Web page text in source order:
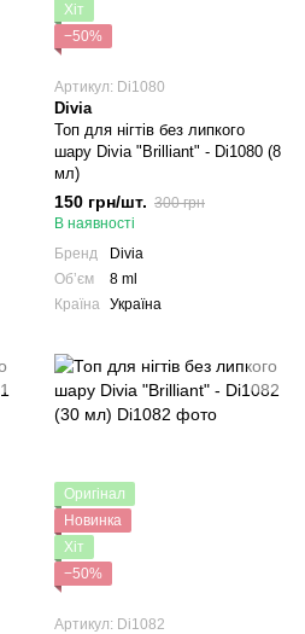
Хіт
−50%
Артикул: Di1080
Divia
Топ для нігтів без липкого
шару Divia "Brilliant" - Di1080 (8
мл)
150 грн/шт. 300 грн
В наявності
Бренд
Divia
Обʼєм
8 ml
Країна Україна
Оригінал
Новинка
Хіт
−50%
Артикул: Di1082